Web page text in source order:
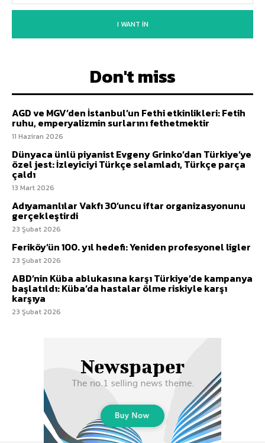
I WANT IN
Don't miss
AGD ve MGV’den İstanbul’un Fethi etkinlikleri: Fetih
ruhu, emperyalizmin surlarını fethetmektir
11 Haziran 2026
Dünyaca ünlü piyanist Evgeny Grinko’dan Türkiye’ye
özel jest: İzleyiciyi Türkçe selamladı, Türkçe parça
çaldı
13 Mart 2026
Adıyamanlılar Vakfı 30’uncu iftar organizasyonunu
gerçekleştirdi
23 Şubat 2026
Feriköy’ün 100. yıl hedefi: Yeniden profesyonel ligler
23 Şubat 2026
ABD’nin Küba ablukasına karşı Türkiye’de kampanya
başlatıldı: Küba’da hastalar ölme riskiyle karşı
karşıya
23 Şubat 2026